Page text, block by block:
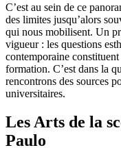
C’est au sein de ce
des limites jusqu’alors
qui nous mobilisent. Un
vigueur : les questions
contemporaine
formation. C’est dans la
rencontrons des sources
universitaires.
Les Arts de la
Paulo